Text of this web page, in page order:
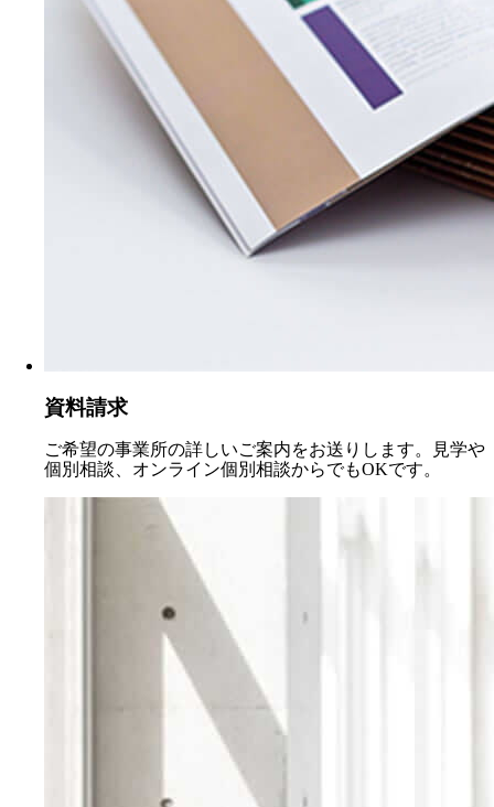
資料請求
ご希望の事業所の詳しいご案内をお送りします。見学や
個別相談、オンライン個別相談からでもOKです。